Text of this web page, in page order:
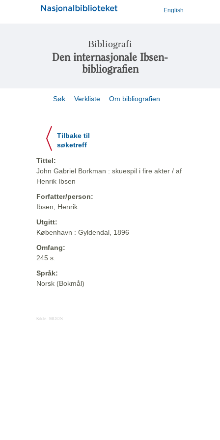
English
Bibliografi
Den internasjonale Ibsen-
bibliografien
Søk Verkliste Om bibliografien
Tilbake til
søketreff
Tittel:
John Gabriel Borkman : skuespil i fire akter / af
Henrik Ibsen
Forfatter/person:
Ibsen, Henrik
Utgitt:
København : Gyldendal, 1896
Omfang:
245 s.
Språk:
Norsk (Bokmål)
Kilde: MODS